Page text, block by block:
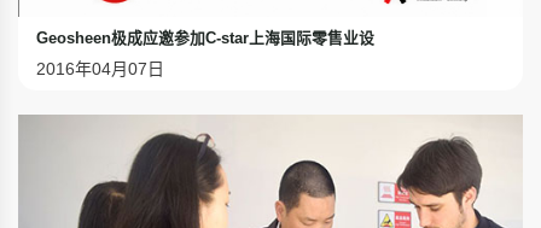
Geosheen极成应邀参加C-star上海国际零售业设
2016年04月07日